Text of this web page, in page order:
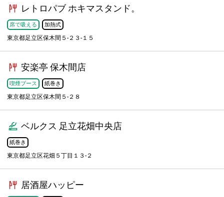
レトロパブ ホキマスタンド。
席で吸える 加熱式
東京都足立区保木間５-２３-１５
安楽亭 保木間店
喫煙ブース 紙巻き
東京都足立区保木間５-２８
ベルクス 足立花畑中央店
紙巻き
東京都足立区花畑５丁目１３-２
居酒屋ハッピー